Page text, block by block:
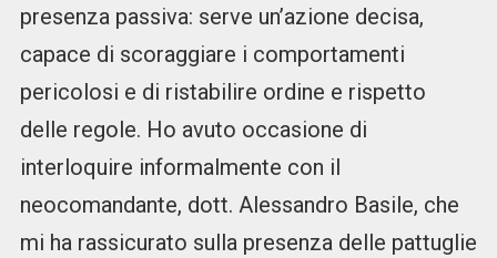
presenza passiva: serve un’azione decisa,
capace di scoraggiare i comportamenti
pericolosi e di ristabilire ordine e rispetto
delle regole. Ho avuto occasione di
interloquire informalmente con il
neocomandante, dott. Alessandro Basile, che
mi ha rassicurato sulla presenza delle pattuglie